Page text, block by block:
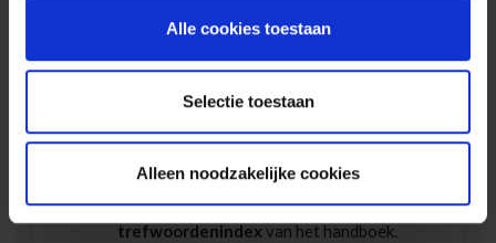
Alle cookies toestaan
Selectie toestaan
Alleen noodzakelijke cookies
heel vlot, want u kunt:
Zoeken opactiviteitensector
(ziekenhuizen, toeristische verblijven,
hijstoestellen, gas, straling…);
Zoeken via de uitgebreide
trefwoordenindex van het handboek.